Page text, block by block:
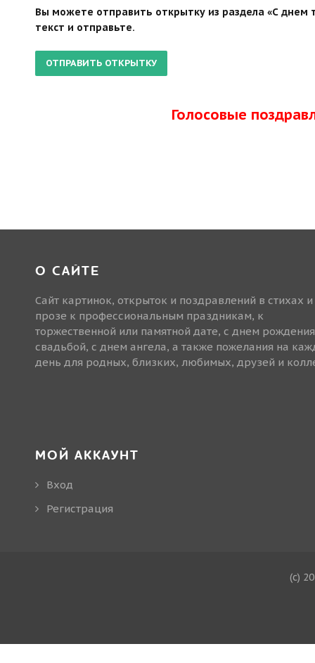
Вы можете отправить открытку из раздела «С днем
текст и отправьте.
Голосовые
О САЙТЕ
Сайт картинок, открыток и поздравлений в стихах и
прозе к профессиональным праздникам, к
торжественной или памятной дате, с днем
свадьбой, с днем ангела, а также пожелания на
день для родных, близких, любимых, друзей и
МОЙ АККАУНТ
Вход
Регистрация
(c)